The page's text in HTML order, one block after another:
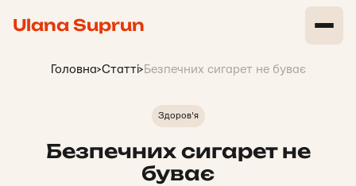
Ulana Suprun
Головна>Статті> Безпечних сигарет не буває
Здоров'я
Безпечних сигарет не
буває